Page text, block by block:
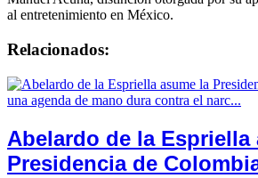
al entretenimiento en México.
Relacionados:
Abelardo de la Espriella
Presidencia de